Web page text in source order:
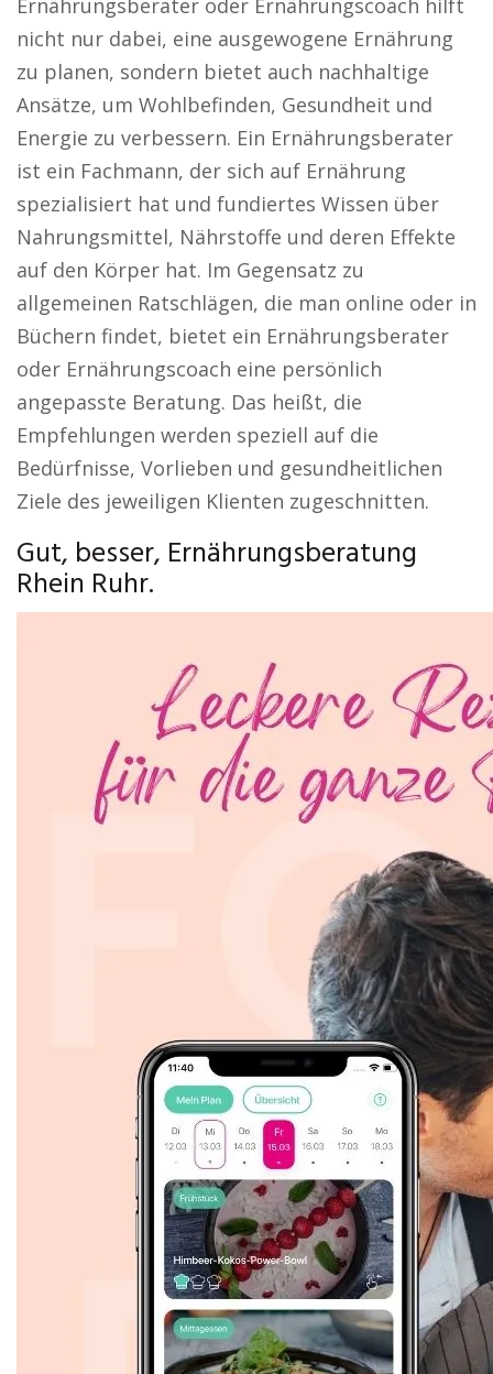
Ernährungsberater oder Ernährungscoach hilft
nicht nur dabei, eine ausgewogene Ernährung
zu planen, sondern bietet auch nachhaltige
Ansätze, um Wohlbefinden, Gesundheit und
Energie zu verbessern. Ein Ernährungsberater
ist ein Fachmann, der sich auf Ernährung
spezialisiert hat und fundiertes Wissen über
Nahrungsmittel, Nährstoffe und deren Effekte
auf den Körper hat. Im Gegensatz zu
allgemeinen Ratschlägen, die man online oder in
Büchern findet, bietet ein Ernährungsberater
oder Ernährungscoach eine persönlich
angepasste Beratung. Das heißt, die
Empfehlungen werden speziell auf die
Bedürfnisse, Vorlieben und gesundheitlichen
Ziele des jeweiligen Klienten zugeschnitten.
Gut, besser, Ernährungsberatung
Rhein Ruhr.